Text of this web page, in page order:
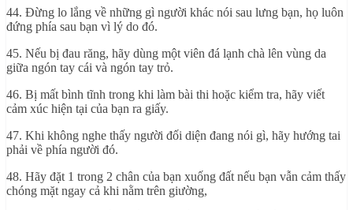
44. Đừng lo lắng về những gì người khác nói sau lưng bạn, họ luôn
đứng phía sau bạn vì lý do đó.
45. Nếu bị đau răng, hãy dùng một viên đá lạnh chà lên vùng da
giữa ngón tay cái và ngón tay trỏ.
46. Bị mất bình tĩnh trong khi làm bài thi hoặc kiểm tra, hãy viết
cảm xúc hiện tại của bạn ra giấy.
47. Khi không nghe thấy người đối diện đang nói gì, hãy hướng tai
phải về phía người đó.
48. Hãy đặt 1 trong 2 chân của bạn xuống đất nếu bạn vẫn cảm thấy
chóng mặt ngay cả khi nằm trên giường,